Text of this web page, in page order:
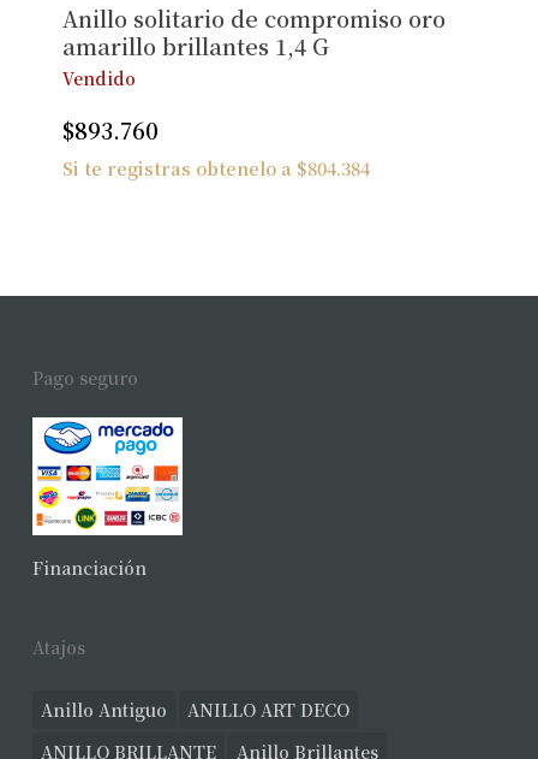
Anillo solitario de compromiso oro
amarillo brillantes 1,4 G
Vendido
$893.760
Si te registras obtenelo a $804.384
Pago seguro
Financiación
Atajos
Anillo Antiguo
ANILLO ART DECO
ANILLO BRILLANTE
Anillo Brillantes